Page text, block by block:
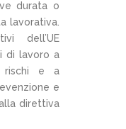
durata o
lavorativa.
dell’UE
di lavoro a
rischi e a
e
direttiva